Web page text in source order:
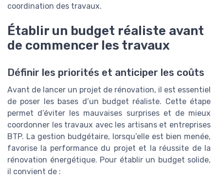
coordination des travaux.
Établir un budget réaliste avant
de commencer les travaux
Définir les priorités et anticiper les coûts
Avant de lancer un projet de rénovation, il est essentiel
de poser les bases d’un budget réaliste. Cette étape
permet d’éviter les mauvaises surprises et de mieux
coordonner les travaux avec les artisans et entreprises
BTP. La gestion budgétaire, lorsqu’elle est bien menée,
favorise la performance du projet et la réussite de la
rénovation énergétique. Pour établir un budget solide,
il convient de :